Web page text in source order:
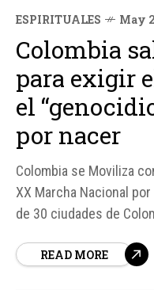
ESPIRITUALES May
Colombia
para exigir
el
por nacer
Colombia se Moviliza
XX Marcha Nacional
de 30 ciudades de
sentencias que
READ MORE